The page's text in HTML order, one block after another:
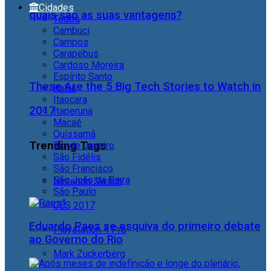
quais são as suas vantagens?
These Are the 5 Big Tech Stories to Watch in
2017
Trending Tags
Nintendo Switch
CES 2017
Playstation 4 Pro
Mark Zuckerberg
Cidades
Todos
Cambuci
Campos
Carapebus
Cardoso Moreira
Espírito Santo
Italva
Itaocara
Itaperuna
Macaé
Quissamã
Rio de Janeiro
São Fidélis
São Francisco
São João da Barra
São Paulo
Eduardo Paes se esquiva do primeiro debate
ao Governo do Rio